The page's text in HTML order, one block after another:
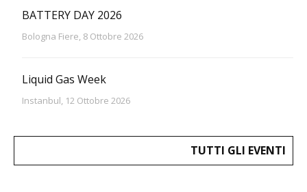
BATTERY DAY 2026
Bologna Fiere, 8 Ottobre 2026
Liquid Gas Week
Instanbul, 12 Ottobre 2026
TUTTI GLI EVENTI